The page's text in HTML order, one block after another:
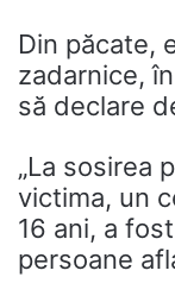
Din păcate,
zadarnice,
să declare
„La sosirea
victima, un
16 ani, a
persoane